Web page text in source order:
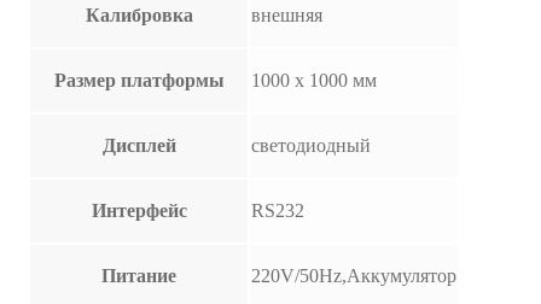
Калибровка внешняя
Размер платформы 1000 х 1000 мм
Дисплей светодиодный
Интерфейс RS232
Питание 220V/50Hz,Аккумулятор